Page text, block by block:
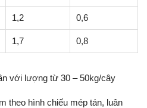
1,2 0,6
1,7 0,8
với lượng từ 30 – 50kg/cây
theo hình chiếu mép tán, luân